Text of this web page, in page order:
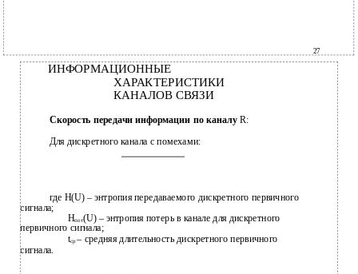
27
ИНФОРМАЦИОННЫЕ
ХАРАКТЕРИСТИКИ
КАНАЛОВ СВЯЗИ
Скорость передачи информации по каналуR:
Для дискретного канала с помехами:
где Н(U) – энтропия передаваемого дискретного первичного
сигнала;
Hпот(U) – энтропия потерь в канале для дискретного
первичного сигнала;
tср– средняя длительность дискретного первичного
сигнала.